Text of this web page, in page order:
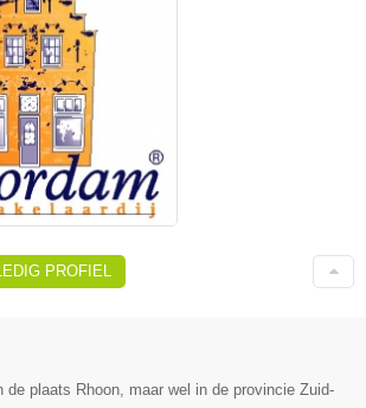
PROFIEL
de plaats Rhoon, maar wel in de provincie Zuid-